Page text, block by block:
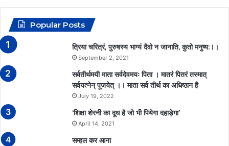
Popular Posts
त्रिया चरित्रं, पुरुषस्य भाग्यं दैवो न जानाति, कुतो मनुष्य:।।
September 2, 2021
सर्वतीर्थमयी माता सर्वदेवमयः पिता । मातरं पितरं तस्मात्
सर्वयत्नेन् पूजयेत् ।। माता सर्व तीर्थ का अधिष्ठान है
July 19, 2022
‘शिक्षा शेरनी का दूध है जो भी पियेगा दहाड़ेगा’
April 14, 2021
सम्हल कर आना